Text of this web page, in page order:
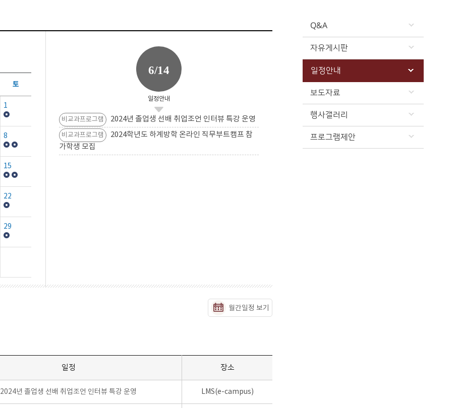
Q&A
자유게시판
일정안내
보도자료
행사갤러리
프로그램제안
토
1
8
15
22
29
6/14
일정안내
비교과프로그램 2024년 졸업생 선배 취업조언 인터뷰 특강 운영
비교과프로그램
2024학년도 하계방학 온라인 직무부트캠프 참
가학생 모집
월간일정 보기
일정 장소
2024년 졸업생 선배 취업조언 인터뷰 특강 운영 LMS(e-campus)